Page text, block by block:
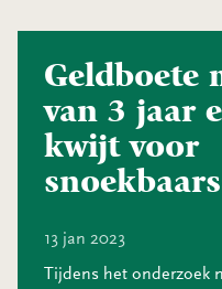
Geldboete
van 3 jaar
kwijt voor
13 jan 2023
Tijdens het onderzoek